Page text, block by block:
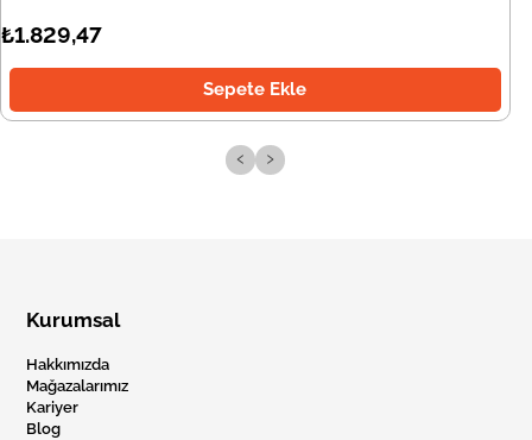
₺1.829,47
Sepete Ekle
‹ ›
Kurumsal
Hakkımızda
Mağazalarımız
Kariyer
Blog